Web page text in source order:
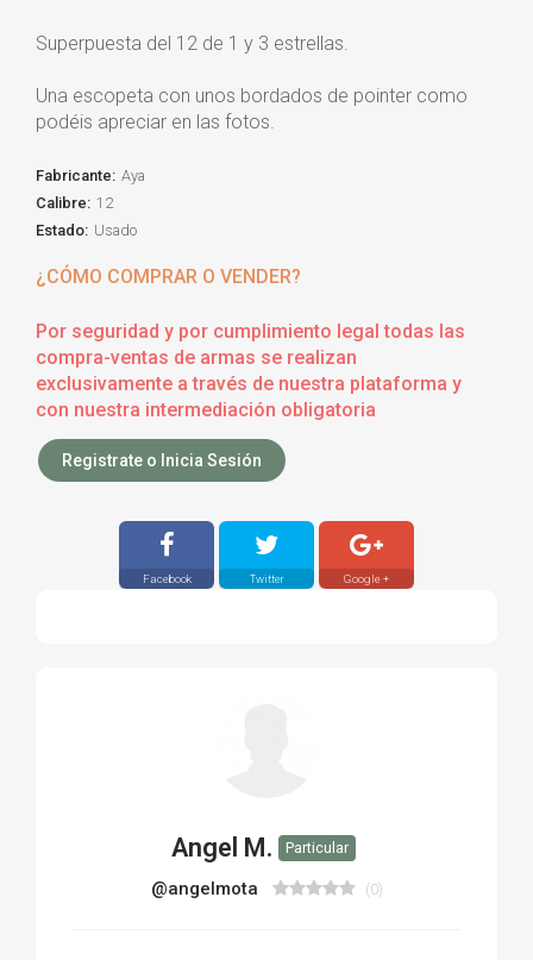
Superpuesta del 12 de 1 y 3 estrellas.
Una escopeta con unos bordados de pointer como
podéis apreciar en las fotos.
Fabricante: Aya
Calibre: 12
Estado: Usado
¿CÓMO COMPRAR O VENDER?
Por seguridad y por cumplimiento legal todas las
compra-ventas de armas se realizan
exclusivamente a través de nuestra plataforma y
con nuestra intermediación obligatoria
Registrate o Inicia Sesión
Facebook Twitter Google +
Angel M. Particular
@angelmota (0)